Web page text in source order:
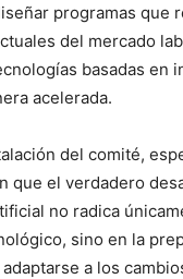
programas que
del mercado
basadas en
acelerada.
del comité,
que el verdadero
no radica
sino en la
a los